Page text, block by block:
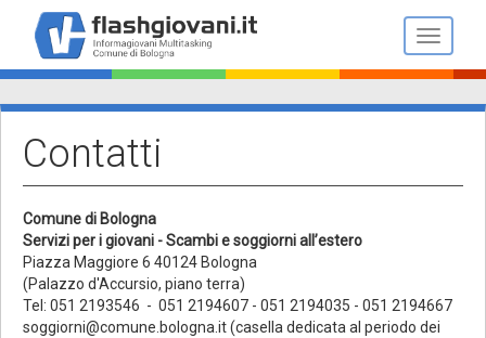
contenuto
principale
Toggle
Contatti
Comune di Bologna
Servizi per i giovani - Scambi e soggiorni all’estero
Piazza Maggiore 6 40124 Bologna
(Palazzo d'Accursio, piano terra)
Tel: 051 2193546 - 051 2194607 - 051 2194035 - 051 2194667
soggiorni@comune.bologna.it (casella dedicata al periodo dei